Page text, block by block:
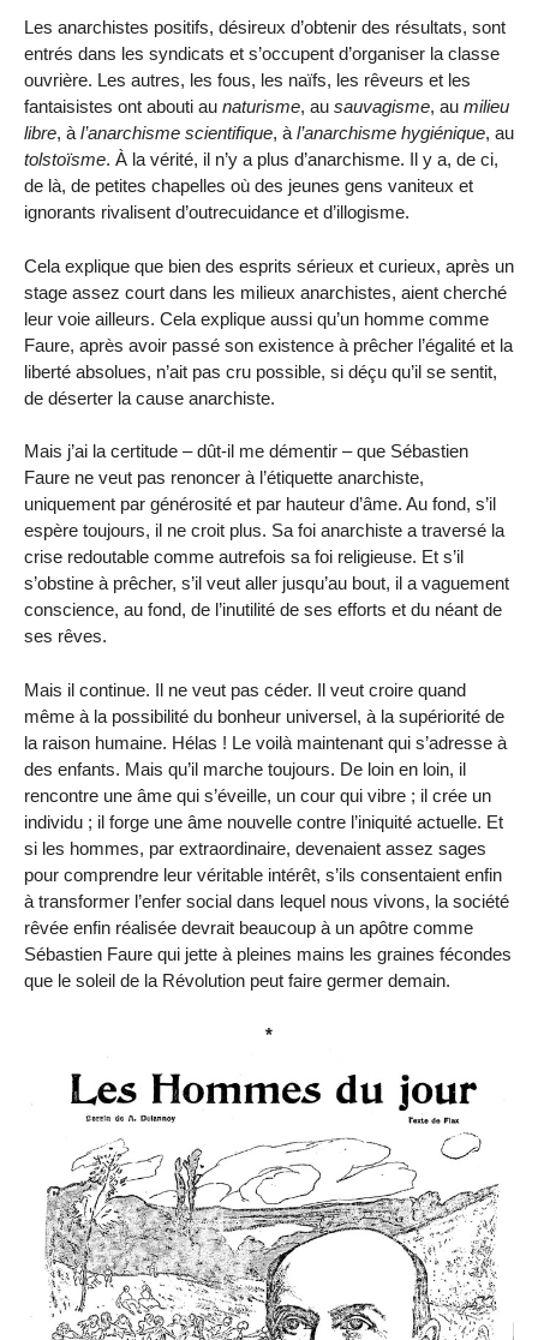
Les anarchistes positifs, désireux d’obtenir des résultats, sont
entrés dans les syndicats et s’occupent d’organiser la classe
ouvrière. Les autres, les fous, les naïfs, les rêveurs et les
fantaisistes ont abouti au naturisme, au sauvagisme, au milieu
libre, à l’anarchisme scientifique, à l’anarchisme hygiénique, au
tolstoïsme. À la vérité, il n’y a plus d’anarchisme. Il y a, de ci,
de là, de petites chapelles où des jeunes gens vaniteux et
ignorants rivalisent d’outrecuidance et d’illogisme.
Cela explique que bien des esprits sérieux et curieux, après un
stage assez court dans les milieux anarchistes, aient cherché
leur voie ailleurs. Cela explique aussi qu’un homme comme
Faure, après avoir passé son existence à prêcher l’égalité et la
liberté absolues, n’ait pas cru possible, si déçu qu’il se sentit,
de déserter la cause anarchiste.
Mais j’ai la certitude – dût-il me démentir – que Sébastien
Faure ne veut pas renoncer à l’étiquette anarchiste,
uniquement par générosité et par hauteur d’âme. Au fond, s’il
espère toujours, il ne croit plus. Sa foi anarchiste a traversé la
crise redoutable comme autrefois sa foi religieuse. Et s’il
s’obstine à prêcher, s’il veut aller jusqu’au bout, il a vaguement
conscience, au fond, de l’inutilité de ses efforts et du néant de
ses rêves.
Mais il continue. Il ne veut pas céder. Il veut croire quand
même à la possibilité du bonheur universel, à la supériorité de
la raison humaine. Hélas ! Le voilà maintenant qui s’adresse à
des enfants. Mais qu’il marche toujours. De loin en loin, il
rencontre une âme qui s’éveille, un cour qui vibre ; il crée un
individu ; il forge une âme nouvelle contre l’iniquité actuelle. Et
si les hommes, par extraordinaire, devenaient assez sages
pour comprendre leur véritable intérêt, s’ils consentaient enfin
à transformer l’enfer social dans lequel nous vivons, la société
rêvée enfin réalisée devrait beaucoup à un apôtre comme
Sébastien Faure qui jette à pleines mains les graines fécondes
que le soleil de la Révolution peut faire germer demain.
*